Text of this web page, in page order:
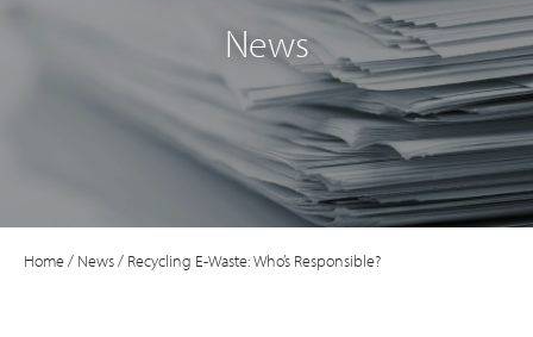
News
Home/ News/ Recycling E-Waste: Who’s Responsible?